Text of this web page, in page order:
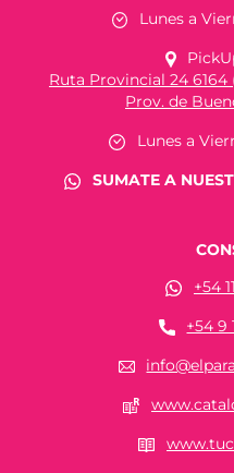
Lunes a
Ruta Provincial 24
Prov. de
Lunes a
SUMATE A
+54
+54 9